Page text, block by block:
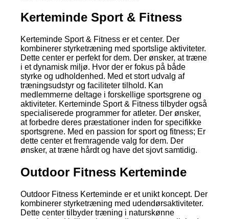
Kerteminde Sport & Fitness
Kerteminde Sport & Fitness er et center. Der
kombinerer styrketræning med sportslige aktiviteter.
Dette center er perfekt for dem. Der ønsker, at træne
i et dynamisk miljø. Hvor der er fokus på både
styrke og udholdenhed. Med et stort udvalg af
træningsudstyr og faciliteter tilhold. Kan
medlemmerne deltage i forskellige sportsgrene og
aktiviteter. Kerteminde Sport & Fitness tilbyder også
specialiserede programmer for atleter. Der ønsker,
at forbedre deres præstationer inden for specifikke
sportsgrene. Med en passion for sport og fitness; Er
dette center et fremragende valg for dem. Der
ønsker, at træne hårdt og have det sjovt samtidig.
Outdoor Fitness Kerteminde
Outdoor Fitness Kerteminde er et unikt koncept. Der
kombinerer styrketræning med udendørsaktiviteter.
Dette center tilbyder træning i naturskønne